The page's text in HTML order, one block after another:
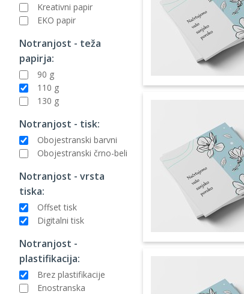
Kreativni papir
EKO papir
Notranjost - teža
papirja:
90 g
110 g
130 g
Notranjost - tisk:
Obojestranski barvni
Obojestranski črno-beli
Notranjost - vrsta
tiska:
Offset tisk
Digitalni tisk
Notranjost -
plastifikacija:
Brez plastifikacije
Enostranska